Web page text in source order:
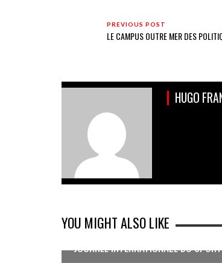
PREVIOUS POST
LE CAMPUS OUTRE MER DES
HUGO
YOU MIGHT ALSO LIKE
JOURNÉE INTERNATIONALE DU